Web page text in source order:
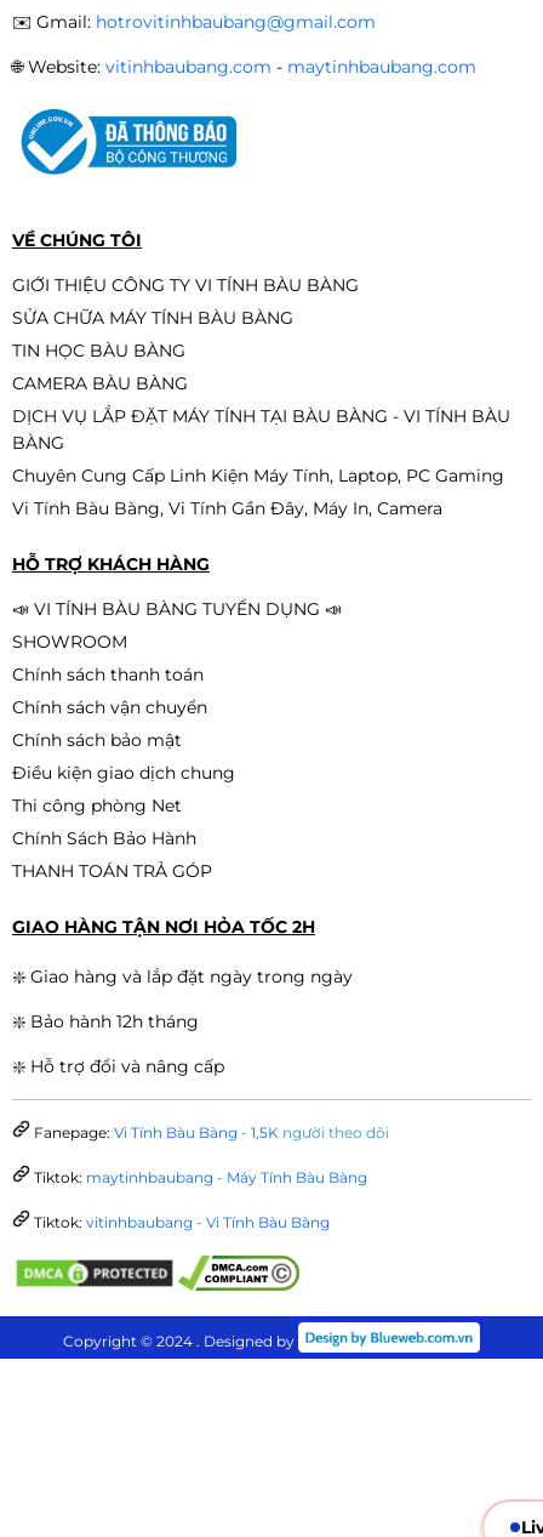
Liên hệ
✉️ Gmail: hotrovitinhbaubang@gmail.com
🌐Website: vitinhbaubang.com - maytinhbaubang.com
VỀ CHÚNG TÔI
GIỚI THIỆU CÔNG TY VI TÍNH BÀU BÀNG
SỬA CHỮA MÁY TÍNH BÀU BÀNG
TIN HỌC BÀU BÀNG
CAMERA BÀU BÀNG
DỊCH VỤ LẮP ĐẶT MÁY TÍNH TẠI BÀU BÀNG - VI TÍNH BÀU
BÀNG
Chuyên Cung Cấp Linh Kiện Máy Tính, Laptop, PC Gaming
Vi Tính Bàu Bàng, Vi Tính Gần Đây, Máy In, Camera
HỖ TRỢ KHÁCH HÀNG
📣 VI TÍNH BÀU BÀNG TUYỂN DỤNG 📣
SHOWROOM
Chính sách thanh toán
Chính sách vận chuyển
Chính sách bảo mật
Điều kiện giao dịch chung
Thi công phòng Net
Chính Sách Bảo Hành
THANH TOÁN TRẢ GÓP
GIAO HÀNG TẬN NƠI HỎA TỐC 2H
❇️ Giao hàng và lắp đặt ngày trong ngày
❇️ Bảo hành 12h tháng
❇️ Hỗ trợ đổi và nâng cấp
Fanepage: Vi Tính Bàu Bàng - 1,5K người theo dõi
Tiktok: maytinhbaubang - Máy Tính Bàu Bàng
Tiktok: vitinhbaubang - Vi Tính Bàu Bàng
Copyright © 2024 . Designed by